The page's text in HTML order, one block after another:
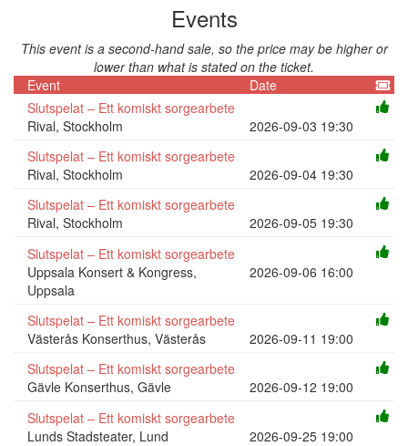
Events
This event is a second-hand sale, so the price may be higher or
lower than what is stated on the ticket.
Event
Date
Slutspelat – Ett komiskt sorgearbete
Rival, Stockholm
2026-09-03 19:30
Slutspelat – Ett komiskt sorgearbete
Rival, Stockholm
2026-09-04 19:30
Slutspelat – Ett komiskt sorgearbete
Rival, Stockholm
2026-09-05 19:30
Slutspelat – Ett komiskt sorgearbete
Uppsala Konsert & Kongress,
Uppsala
2026-09-06 16:00
Slutspelat – Ett komiskt sorgearbete
Västerås Konserthus, Västerås
2026-09-11 19:00
Slutspelat – Ett komiskt sorgearbete
Gävle Konserthus, Gävle
2026-09-12 19:00
Slutspelat – Ett komiskt sorgearbete
Lunds Stadsteater, Lund
2026-09-25 19:00